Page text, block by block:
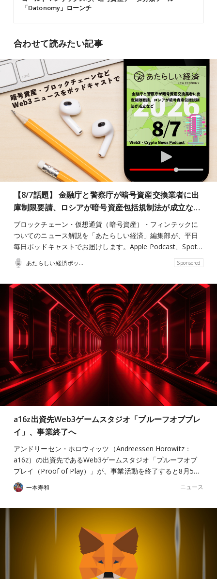
「Datonomy」ローンチ
合わせて読みたい記事
【8/7話題】 金融庁と警察庁が暗号資産交換業者に出
庫制限要請、ロシアが暗号資産包括規制法が成立な…
ブロックチェーン・仮想通貨（暗号資産）・フィンテックに
ついてのニュース解説を「あたらしい経済」編集部が、平日
毎日ポッドキャストでお届けします。Apple Podcast、Spot…
あたらしい経済ポッドキャスト Sponsored
a16z出資先Web3ゲームスタジオ「プルーフオブプレ
イ」、事業終了へ
アンドリーセン・ホロウィッツ（Andreessen Horowitz：
a16z）の出資先であるWeb3ゲームスタジオ「プルーフオブ
プレイ（Proof of Play）」が、事業活動を終了すると8月5…
一本寿和 ニュース